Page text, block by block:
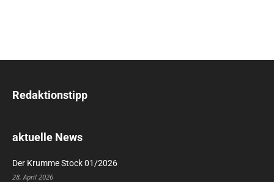
Redaktionstipp
aktuelle News
Der Krumme Stock 01/2026
28. April 2026